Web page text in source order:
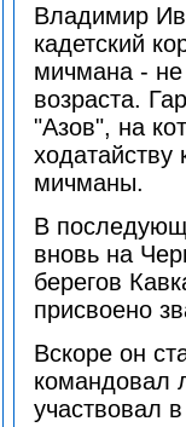
Владимир
кадетский
мичмана - не
возраста.
"Азов", на
мичманы.
В
вновь на
берегов
присвоено
Вскоре он
командовал
участвовал